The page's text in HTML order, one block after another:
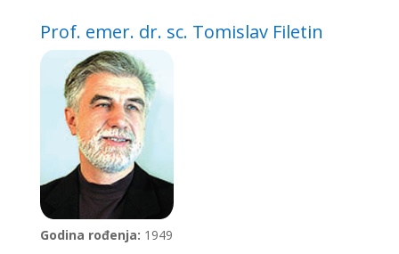
Prof. emer. dr. sc. Tomislav Filetin
Godina rođenja: 1949